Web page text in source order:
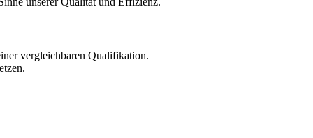
vergleichbaren Qualifikation.